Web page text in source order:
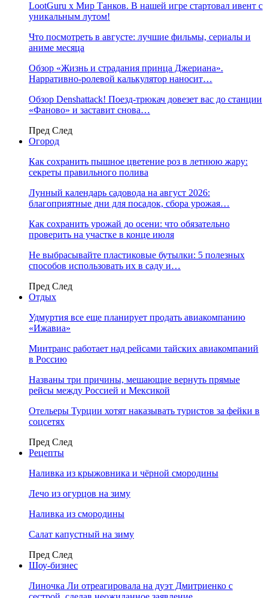
LootGuru x Мир Танков. В нашей игре стартовал ивент с
уникальным лутом!
Что посмотреть в августе: лучшие фильмы, сериалы и
аниме месяца
Обзор «Жизнь и страдания принца Джериана».
Нарративно-ролевой калькулятор наносит…
Обзор Denshattack! Поезд-трюкач довезет вас до станции
«Фаново» и заставит снова…
Пред След
Огород
Как сохранить пышное цветение роз в летнюю жару:
секреты правильного полива
Лунный календарь садовода на август 2026:
благоприятные дни для посадок, сбора урожая…
Как сохранить урожай до осени: что обязательно
проверить на участке в конце июля
Не выбрасывайте пластиковые бутылки: 5 полезных
способов использовать их в саду и…
Пред След
Отдых
Удмуртия все еще планирует продать авиакомпанию
«Ижавиа»
Минтранс работает над рейсами тайских авиакомпаний
в Россию
Названы три причины, мешающие вернуть прямые
рейсы между Россией и Мексикой
Отельеры Турции хотят наказывать туристов за фейки в
соцсетях
Пред След
Рецепты
Наливка из крыжовника и чёрной смородины
Лечо из огурцов на зиму
Наливка из смородины
Салат капустный на зиму
Пред След
Шоу-бизнес
Линочка Ли отреагировала на дуэт Дмитриенко с